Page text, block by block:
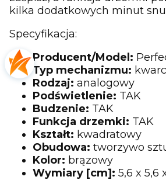
kilka dodatkowych minut
Specyfikacja:
Producent/Model:
Typ mechanizmu:
Rodzaj: analogowy
Podświetlenie: TAK
Budzenie: TAK
Funkcja drzemki: TAK
Kształt: kwadratowy
Obudowa: tworzywo
Kolor: brązowy
Wymiary [cm]: 5,6 x 5,6